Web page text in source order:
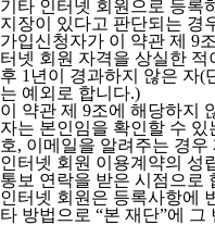
기타 인터넷 회원으로 등록
지장이 있다고 판단되는 경
가입신청자가 이 약관 제 9
터넷 회원 자격을 상실한
후 1년이 경과하지 않은 자(
는 예외로 합니다.)
이 약관 제 9조에 해당하지
자는 본인임을 확인할 수
호, 이메일을 알려주는 경
인터넷 회원 이용계약의 성
통보 연락을 받은 시점으로
인터넷 회원은 등록사항에
타 방법으로 “본 재단”에